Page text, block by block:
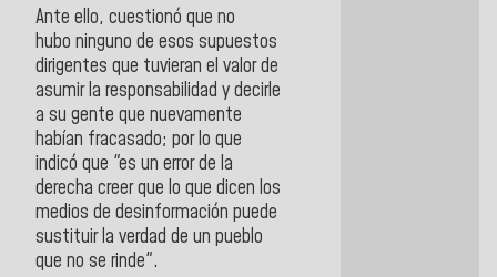
Ante ello, cuestionó que no
hubo ninguno de esos supuestos
dirigentes que tuvieran el valor de
asumir la responsabilidad y decirle
a su gente que nuevamente
habían fracasado; por lo que
indicó que "es un error de la
derecha creer que lo que dicen los
medios de desinformación puede
sustituir la verdad de un pueblo
que no se rinde".